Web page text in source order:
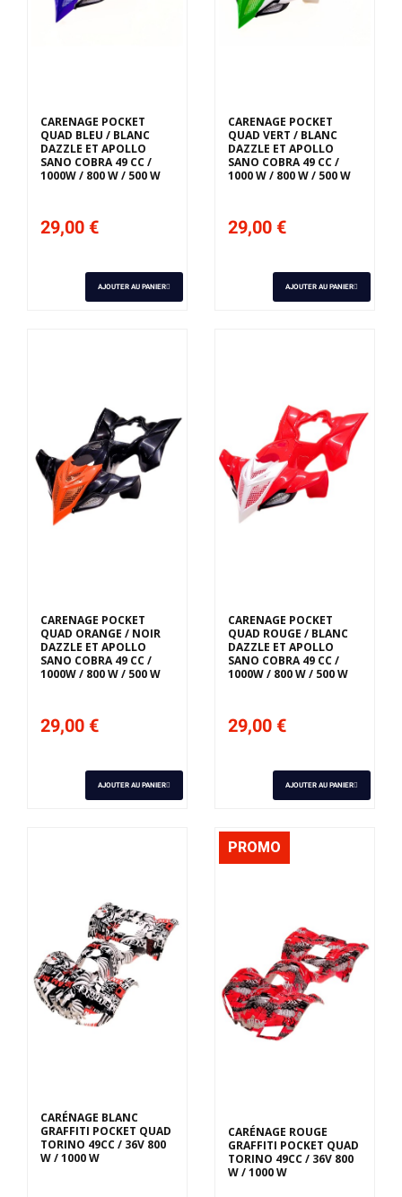
CARENAGE POCKET
QUAD BLEU / BLANC
DAZZLE ET APOLLO
SANO COBRA 49 CC /
1000W / 800 W / 500 W
29,00 €
AJOUTER AU PANIER
CARENAGE POCKET
QUAD VERT / BLANC
DAZZLE ET APOLLO
SANO COBRA 49 CC /
1000 W / 800 W / 500 W
29,00 €
AJOUTER AU PANIER
CARENAGE POCKET
QUAD ORANGE / NOIR
DAZZLE ET APOLLO
SANO COBRA 49 CC /
1000W / 800 W / 500 W
29,00 €
AJOUTER AU PANIER
CARENAGE POCKET
QUAD ROUGE / BLANC
DAZZLE ET APOLLO
SANO COBRA 49 CC /
1000W / 800 W / 500 W
29,00 €
AJOUTER AU PANIER
CARÉNAGE BLANC
GRAFFITI POCKET QUAD
TORINO 49CC / 36V 800
W / 1000 W
PROMO
CARÉNAGE ROUGE
GRAFFITI POCKET QUAD
TORINO 49CC / 36V 800
W / 1000 W